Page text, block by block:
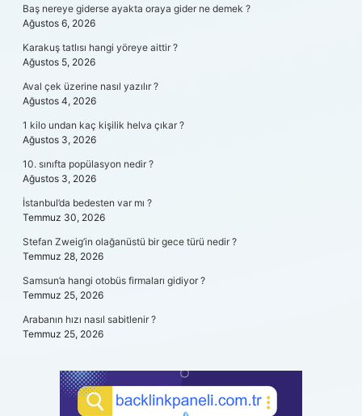
Baş nereye giderse ayakta oraya gider ne demek ?
Ağustos 6, 2026
Karakuş tatlısı hangi yöreye aittir ?
Ağustos 5, 2026
Aval çek üzerine nasıl yazılır ?
Ağustos 4, 2026
1 kilo undan kaç kişilik helva çıkar ?
Ağustos 3, 2026
10. sınıfta popülasyon nedir ?
Ağustos 3, 2026
İstanbul’da bedesten var mı ?
Temmuz 30, 2026
Stefan Zweig’in olağanüstü bir gece türü nedir ?
Temmuz 28, 2026
Samsun’a hangi otobüs firmaları gidiyor ?
Temmuz 25, 2026
Arabanın hızı nasıl sabitlenir ?
Temmuz 25, 2026